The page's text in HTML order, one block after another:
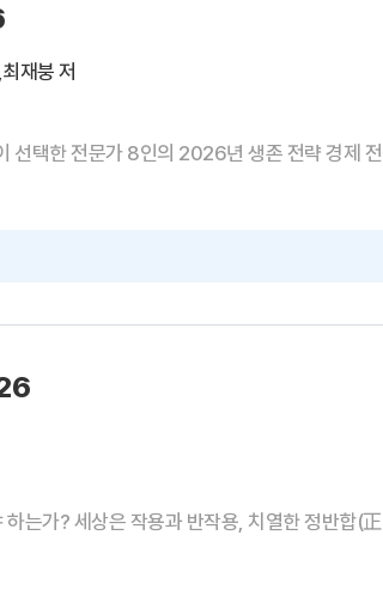
재붕 저
선택한 전문가 8인의 2026년 생존 전략 경제
는가? 세상은 작용과 반작용, 치열한 정반합(